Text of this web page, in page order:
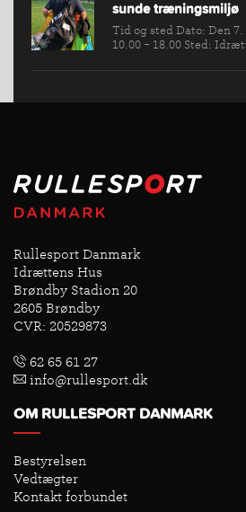
sunde træningsmiljø
Tid og sted Dato: Den
10.00 - 18.00 Sted:
Rullesport Danmark
Idrættens Hus
Brøndby Stadion 20
2605 Brøndby
CVR: 20529873
62 65 61 27
info@rullesport.dk
OM RULLESPORT DANMARK
Bestyrelsen
Vedtægter
Kontakt forbundet